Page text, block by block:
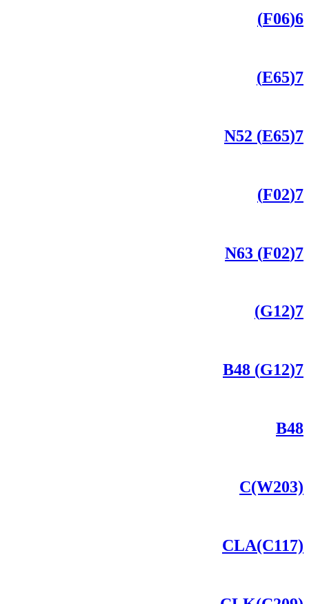
6(F06)
7(E65)
7(E65) N52
7(F02)
7(F02) N63
7(G12)
7(G12) B48
B48
C(W203)
CLA(C117)